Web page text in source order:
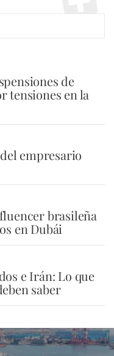
de
tensiones en la
empresario
brasileña
en Dubái
e Irán: Lo que
saber